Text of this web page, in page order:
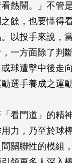
熱鬧。」不管
餘，也要懂得
以投手來說，
一方面除了判
球遭擊中後走
選手養成之運動
看門道」的精
力，乃至於球
關聯性的模組